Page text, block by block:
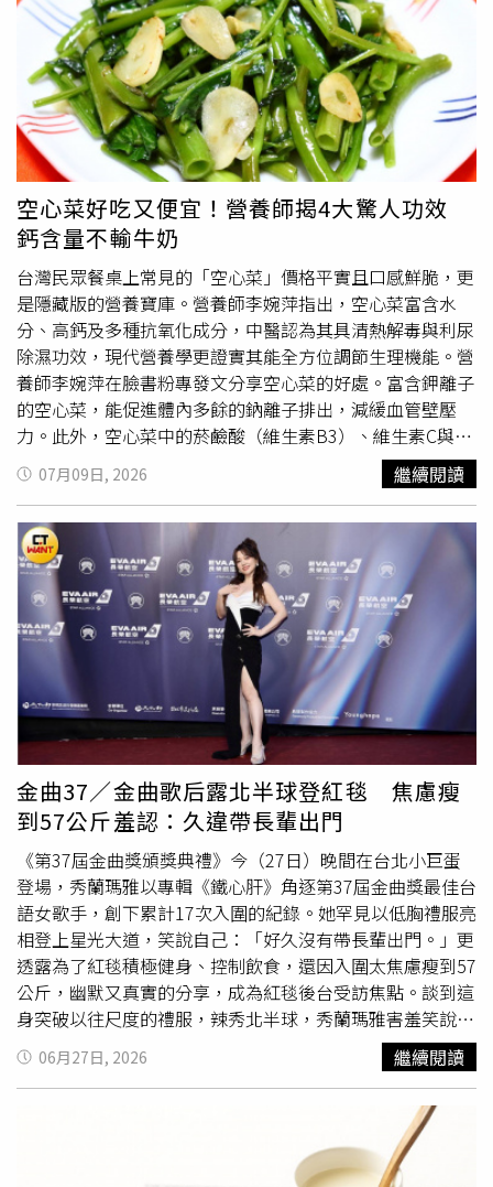
某個階段看起來長得很慢，但每年都穩定成長，且骨齡發育
與實際年齡相符。這代表他的成長空間被好好保留著，未來
的預估身高，反而可能比那些前期突飛猛進、後期提早停滯
的孩子還要理想。「對兒科醫師來說，保護好生長板、穩定
控制骨骼成熟速度，往往比短時間內追求高度更有意義。」
黃醫師表示。尋求專業醫療評估 釐清發育與成長關鍵當孩
子出現生長發育卡關或成長疑慮時，單靠偏方或盲目運動往
往無法根本解決。專科醫師建議，透過專業的健康評估與骨
骼發育追蹤，能協助家長了解孩子的骨齡與發育狀況，並在
專業引導下建立符合孩子需求的健康管理方向，協助孩子順
利成長。黃醫師提醒：順應自然發育規律才是關鍵「很多人
以為長高只能聽天由命或靠大補特補，但其實更重要的是順
應自然的發育規律。」黃玉齡醫師提醒，若自覺孩子的身高
落後、一年長不到4公分，或第二性徵過早出現，與其一味
給予不明偏方，不如透過專業檢查了解孩子真正的骨骼成熟
狀況。真正值得高興的，不只是暫時的身高增長，而是生長
板得到妥善保護、骨齡穩健發育，讓孩子在健康的狀態下幫
助孩子依照自身發育狀況健康成長。【延伸閱讀】想讓孩子
長高？醫：藥物不是第一步 「這些事」才是影響關鍵肥胖
可能讓兒童長高黃金期提早結束！醫：數據化管理助早期治
療https://www.healthnews.com.tw/readnews.php?
id=69254
重要材料，也是骨骼中膠原蛋白結構的來源，食物來源包括
豆、魚、肉、蛋等，建議每餐都要有一個手掌大小的優質蛋
白質，但也記得不要過量，應均衡飲食。3、維生素D：可
幫助鈣吸收高敏敏表示，維生素D能夠幫助鈣質吸收，維持
骨骼正常發育，除了從飲食攝取外，像是乾香菇、蛋黃、魚
類等，也可以適度戶外活動、日曬，來增加維生素D。4、
維生素K：讓鈣放對位置高敏敏說，維生素K會參與骨鈣蛋
白作用，幫助維持骨骼健康，食物來源包括深綠色蔬菜、納
豆等，所以除了喝牛奶以外，青菜也要多吃。5、鎂：骨骼
裡的重要礦物質高敏敏指出，鎂除了參與骨骼代謝，也和肌
肉、神經功能維持有關，常見食物來源包括堅果、全穀類
等，孩子如果只吃精緻澱粉，很容易鎂攝取不足。6、維生
素C：促進膠原蛋白形成高敏敏提到，骨骼不是鈣，也需要
膠原蛋白形成支架，維生素C可以促進膠原蛋白形成，幫助
骨骼結構更健康，常見食物來源包括芭樂、奇異果、柑橘、
甜椒。高敏敏提醒，除了遺傳與青春期發育狀況外，均衡飲
食、足夠睡眠、在生長激素分泌時間入睡、跑跳等刺激骨
骼、規律運動也會影響孩子身高。
空心菜好吃又便宜！營養師揭4大驚人功效
鈣含量不輸牛奶
台灣民眾餐桌上常見的「空心菜」價格平實且口感鮮脆，更
是隱藏版的營養寶庫。營養師李婉萍指出，空心菜富含水
分、高鈣及多種抗氧化成分，中醫認為其具清熱解毒與利尿
除濕功效，現代營養學更證實其能全方位調節生理機能。營
養師李婉萍在臉書粉專發文分享空心菜的好處。富含鉀離子
的空心菜，能促進體內多餘的鈉離子排出，減緩血管壁壓
力。此外，空心菜中的菸鹼酸（維生素B3）、維生素C與葉
綠素，能協同調節膽固醇水平並強化血管彈性，降低血管發
炎及動脈硬化的風險，是長期攝取重口味外食者穩定血壓、
保護心臟的綠色神隊友。李營養師表示，最容易被大眾低估
的是空心菜驚人的鈣質含量，每100公克的空心菜含鈣量高
達105毫克，同體積比較甚至更勝牛奶，是蔬食者與乳糖不
耐症患者的優質補鈣首選。不過，由於植物性鈣質的吸收率
相對較低，李營養師提醒，飯後可搭配芭樂、奇異果或鳳梨
等富含維生素C的水果，能有效提升人體對鈣質的吸收。除
了心血管與骨骼健康，空心菜對於靈魂之窗與腸道也是好處
多多。李營養師說明，空心菜含有大量的類胡蘿蔔素與維生
素A，能維持眼部黏膜健康，舒緩螢幕族的氧化壓力；其特
有的木質素與粗纖維，則能促進腸道蠕動、改善便秘。同
時，空心菜豐富的葉酸也是造血與預防貧血的功臣，吃一份
就能補足成人每日建議攝取量的五分之一。在消化系統方
面，空心菜的果膠與維生素B2能保護胃黏膜，不過因其性
質偏寒，脾胃虛寒或易腹瀉者切勿過量，烹調時可加入老
薑、大蒜或麻油以中和寒性。此外，由於空心菜含有草酸與
鞣酸，飲食上應避免同時攝取大量高鈣食物或海鮮，以免降
低鈣質吸收，或引發腸胃功能不佳者的腹脹與消化不良。為
了發揮最強的食療效果，李營養師建議民眾採取黃金搭配，
例如空心菜炒豆包有助降低膽固醇，搭配牛肉或豬肝則可大
幅提升鐵質吸收率，若將梗切細與絞肉同炒，更是牙口不佳
者的
良方。最後李營養師呼籲，與其追求昂貴的營養
品，不如趁著產季把空心菜端上餐桌，用最平實的食材守護
自己與家人的健康。
07月09日, 2026 繼續閱讀
金曲37／金曲歌后露北半球登紅毯 焦慮瘦
到57公斤羞認：久違帶長輩出門
《第37屆金曲獎頒獎典禮》今（27日）晚間在台北小巨蛋
登場，秀蘭瑪雅以專輯《鐵心肝》角逐第37屆金曲獎最佳台
語女歌手，創下累計17次入圍的紀錄。她罕見以低胸禮服亮
相登上星光大道，笑說自己：「好久沒有帶長輩出門。」更
透露為了紅毯積極健身、控制飲食，還因入圍太焦慮瘦到57
公斤，幽默又真實的分享，成為紅毯後台受訪焦點。談到這
身突破以往尺度的禮服，辣秀北半球，秀蘭瑪雅害羞笑說：
「距離上一次帶長輩出門，已經很久之前了。」為了撐起禮
服線條，她透露自己下足苦功，「做伏地挺身，姐姐還是稍
微鍛鍊一下，才不會垮垮。」飲食方面也格外克制，「都吃
得很清淡，水煮蛋加幾片青菜」。她更坦言，入圍後一度焦
慮到體重直直掉，「焦慮到體重下來，後面一個月都沒動
了，現在大概57公斤」。至於今晚的幸運物，她則秀出手上
06月27日, 2026 繼續閱讀